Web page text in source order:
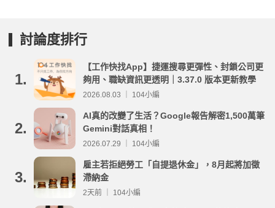
討論度排行
1.
【工作快找App】捷運搜尋更彈性、封鎖公司更
夠用、職缺資訊更透明｜3.37.0 版本更新教學
2026.08.03 ｜ 104小編
2.
AI真的改變了生活？Google報告解密1,500萬筆
Gemini對話真相！
2026.07.29 ｜ 104小編
3.
雇主若拒絕勞工「自提退休金」，8月起將加徵
滯納金
2天前 ｜ 104小編